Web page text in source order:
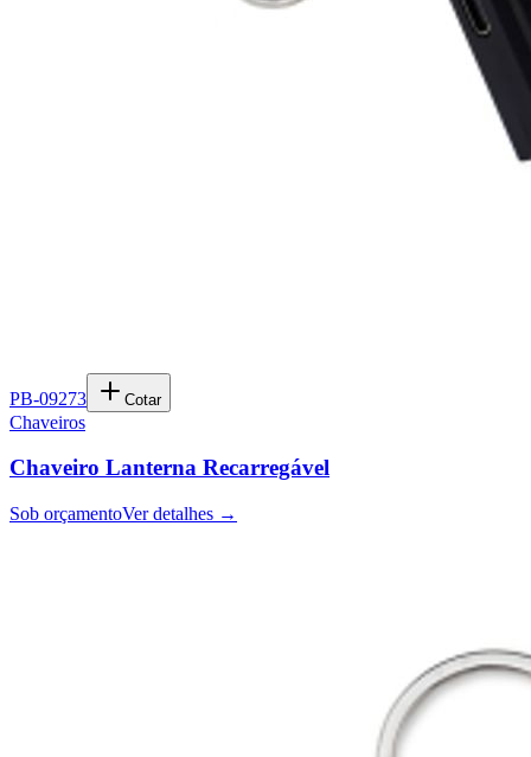
PB-09273 Cotar
Chaveiros
Chaveiro Lanterna Recarregável
Sob orçamentoVer detalhes →